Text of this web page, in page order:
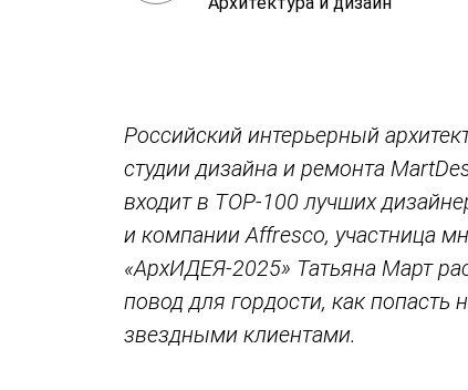
Российский интерьерный
студии дизайна и ремонта
входит в ТОР-100 лучших
и компании Affresco, участница
«АрхИДЕЯ-2025» Татьяна Март
повод для гордости, как
звездными клиентами.